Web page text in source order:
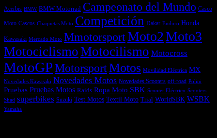
Acerbis BMW BMW Motorrad Campeonato del Mundo Casco
Moto Cascos Chaquetas Moto Competición Dakar Enduro Honda
Kawasaki Mercado Moto MmotorsportMoto2Moto3
MotociclismoMotocilismo Motocross
MotoGPMotorsportMotos Movilidad Eléctrica MX
Novedades Kawasaki Novedades Motos Novedades Scooters off-road Polini
Pruebas Pruebas Motos Raids Ropa Moto SBK Scooter Eléctrico Scooters
Shad superbikes Suzuki Test Motos Textil Moto Trial WorldSBK WSBK
Yamaha